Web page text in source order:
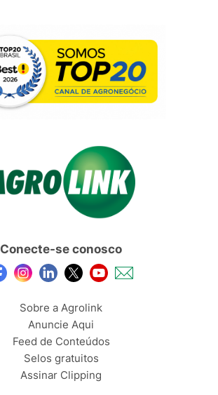
Conecte-se conosco
Sobre a Agrolink
Anuncie Aqui
Feed de Conteúdos
Selos gratuitos
Assinar Clipping